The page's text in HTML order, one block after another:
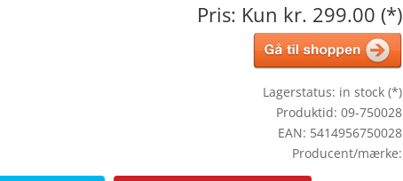
Pris: Kun kr. 299.00 (*)
Lagerstatus: in stock (*)
Produktid: 09-750028
EAN: 5414956750028
Producent/mærke: